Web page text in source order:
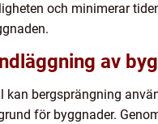
och minimerar
av
kan bergsprängning
för byggnader.